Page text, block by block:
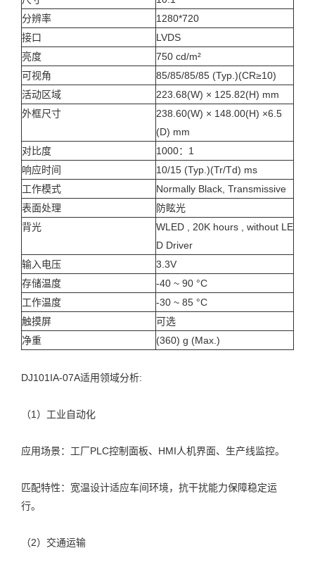
分辨率
1280*720
接口
LVDS
亮度
750 cd/m²
可视角
85/85/85/85 (Typ.)(CR≥10)
活动区域
223.68(W) × 125.82(H) mm
外框尺寸
238.60(W) × 148.00(H) ×6.5
(D) mm
对比度
1000：1
响应时间
10/15 (Typ.)(Tr/Td) ms
工作模式
Normally Black, Transmissive
表面处理
防眩光
背光
WLED , 20K hours , without LE
D Driver
输入电压
3.3V
存储温度
-40 ~ 90 °C
工作温度
-30 ~ 85 °C
触摸屏
可选
净重
(360) g (Max.)
DJ101IA-07A适用领域分析:
（1）工业自动化
应用场景：工厂PLC控制面板、HMI人机界面、生产线监控。
匹配特性：宽温设计适应车间环境，抗干扰能力保障稳定运
行。
（2）交通运输